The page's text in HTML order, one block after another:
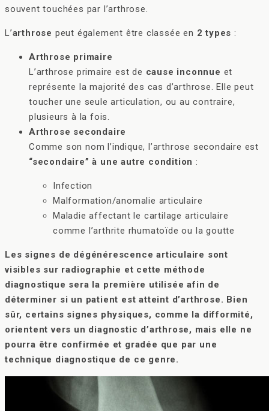
souvent touchées par l’arthrose.
L’arthrose peut également être classée en 2 types :
Arthrose primaire
L’arthrose primaire est de cause inconnue et
représente la majorité des cas d’arthrose. Elle peut
toucher une seule articulation, ou au contraire,
plusieurs à la fois.
Arthrose secondaire
Comme son nom l’indique, l’arthrose secondaire est
“secondaire” à une autre condition :
Infection
Malformation/anomalie articulaire
Maladie affectant le cartilage articulaire
comme l’arthrite rhumatoïde ou la goutte
Les signes de dégénérescence articulaire sont
visibles sur radiographie et cette méthode
diagnostique sera la première utilisée afin de
déterminer si un patient est atteint d’arthrose. Bien
sûr, certains signes physiques, comme la difformité,
orientent vers un diagnostic d’arthrose, mais elle ne
pourra être confirmée et gradée que par une
technique diagnostique de ce genre.